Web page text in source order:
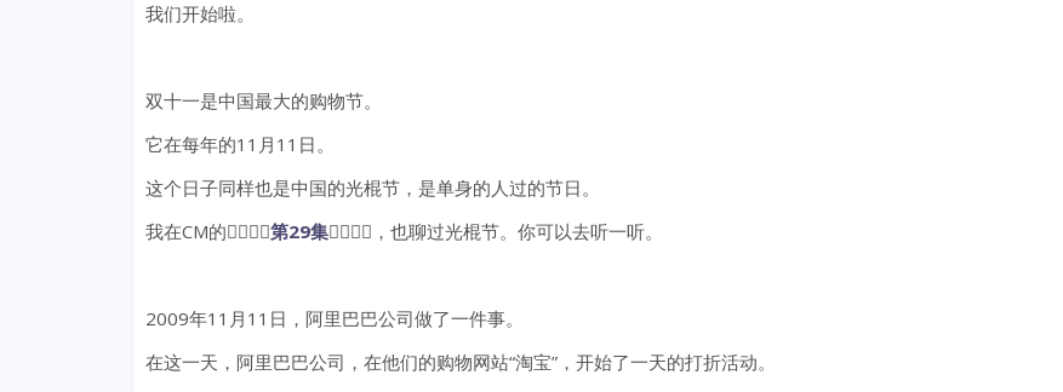
我们开始啦。
双十一是中国最大的购物节。
它在每年的11月11日。
这个日子同样也是中国的光棍节，是单身的人过的节日。
我在CM的👉🏻👉🏻第29集👈🏻👈🏻，也聊过光棍节。你可以去听一听。
2009年11月11日，阿里巴巴公司做了一件事。
在这一天，阿里巴巴公司，在他们的购物网站“淘宝”，开始了一天的打折活动。